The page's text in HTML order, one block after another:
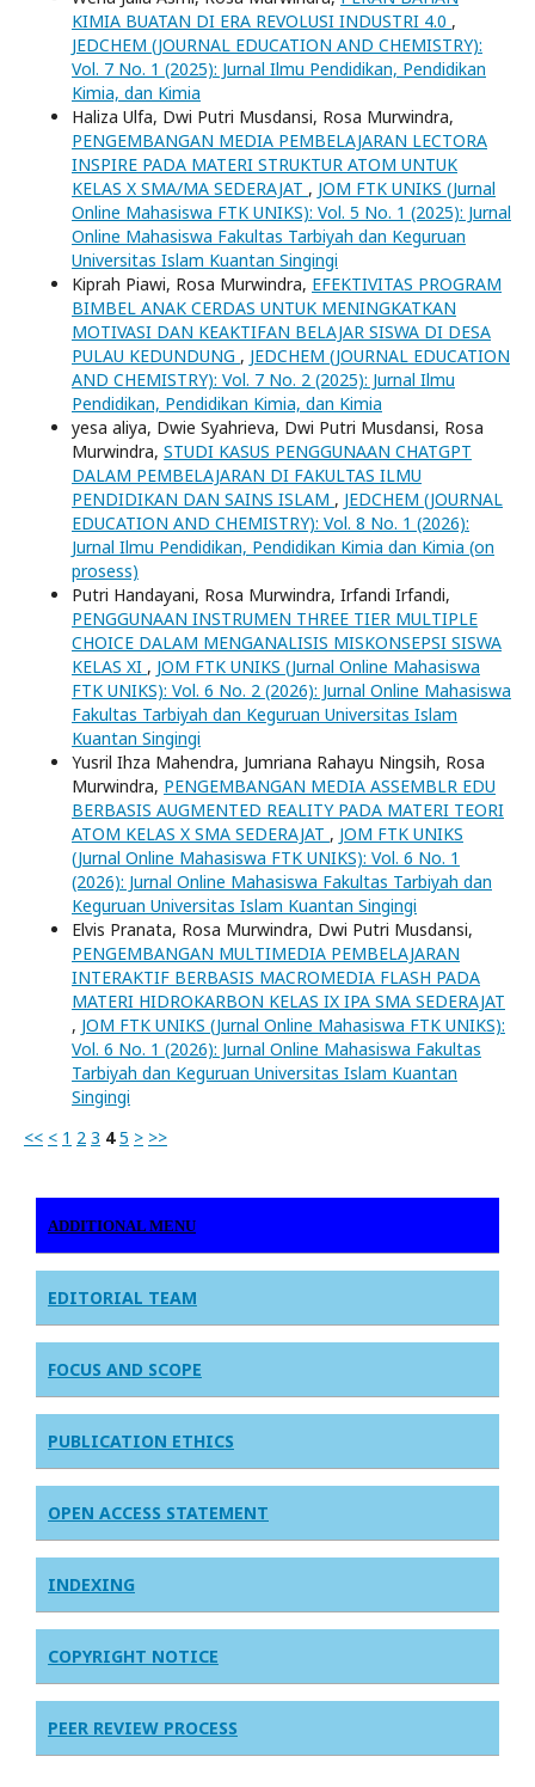
KIMIA BUATAN DI ERA REVOLUSI INDUSTRI 4.0 ,
JEDCHEM (JOURNAL EDUCATION AND CHEMISTRY):
Vol. 7 No. 1 (2025): Jurnal Ilmu Pendidikan, Pendidikan
Kimia, dan Kimia
Haliza Ulfa, Dwi Putri Musdansi, Rosa Murwindra,
PENGEMBANGAN MEDIA PEMBELAJARAN LECTORA
INSPIRE PADA MATERI STRUKTUR ATOM UNTUK
KELAS X SMA/MA SEDERAJAT , JOM FTK UNIKS (Jurnal
Online Mahasiswa FTK UNIKS): Vol. 5 No. 1 (2025): Jurnal
Online Mahasiswa Fakultas Tarbiyah dan Keguruan
Universitas Islam Kuantan Singingi
Kiprah Piawi, Rosa Murwindra, EFEKTIVITAS PROGRAM
BIMBEL ANAK CERDAS UNTUK MENINGKATKAN
MOTIVASI DAN KEAKTIFAN BELAJAR SISWA DI DESA
PULAU KEDUNDUNG , JEDCHEM (JOURNAL EDUCATION
AND CHEMISTRY): Vol. 7 No. 2 (2025): Jurnal Ilmu
Pendidikan, Pendidikan Kimia, dan Kimia
yesa aliya, Dwie Syahrieva, Dwi Putri Musdansi, Rosa
Murwindra, STUDI KASUS PENGGUNAAN CHATGPT
DALAM PEMBELAJARAN DI FAKULTAS ILMU
PENDIDIKAN DAN SAINS ISLAM , JEDCHEM (JOURNAL
EDUCATION AND CHEMISTRY): Vol. 8 No. 1 (2026):
Jurnal Ilmu Pendidikan, Pendidikan Kimia dan Kimia (on
prosess)
Putri Handayani, Rosa Murwindra, Irfandi Irfandi,
PENGGUNAAN INSTRUMEN THREE TIER MULTIPLE
CHOICE DALAM MENGANALISIS MISKONSEPSI SISWA
KELAS XI , JOM FTK UNIKS (Jurnal Online Mahasiswa
FTK UNIKS): Vol. 6 No. 2 (2026): Jurnal Online Mahasiswa
Fakultas Tarbiyah dan Keguruan Universitas Islam
Kuantan Singingi
Yusril Ihza Mahendra, Jumriana Rahayu Ningsih, Rosa
Murwindra, PENGEMBANGAN MEDIA ASSEMBLR EDU
BERBASIS AUGMENTED REALITY PADA MATERI TEORI
ATOM KELAS X SMA SEDERAJAT , JOM FTK UNIKS
(Jurnal Online Mahasiswa FTK UNIKS): Vol. 6 No. 1
(2026): Jurnal Online Mahasiswa Fakultas Tarbiyah dan
Keguruan Universitas Islam Kuantan Singingi
Elvis Pranata, Rosa Murwindra, Dwi Putri Musdansi,
PENGEMBANGAN MULTIMEDIA PEMBELAJARAN
INTERAKTIF BERBASIS MACROMEDIA FLASH PADA
MATERI HIDROKARBON KELAS IX IPA SMA SEDERAJAT
, JOM FTK UNIKS (Jurnal Online Mahasiswa FTK UNIKS):
Vol. 6 No. 1 (2026): Jurnal Online Mahasiswa Fakultas
Tarbiyah dan Keguruan Universitas Islam Kuantan
Singingi
<< < 1 2 3 4 5 > >>
ADDITIONAL MENU
EDITORIAL TEAM
FOCUS AND SCOPE
PUBLICATION ETHICS
OPEN ACCESS STATEMENT
INDEXING
COPYRIGHT NOTICE
PEER REVIEW PROCESS